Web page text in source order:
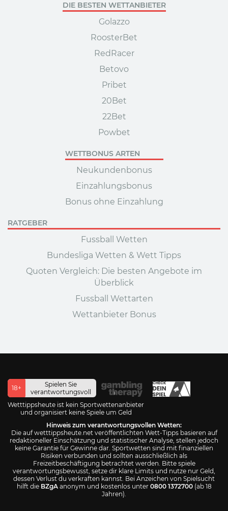
DIE BESTEN WETTANBIETER
Golazzo
RoosterBet
RedRacer
Betovo
Pribet
20Bet
22Bet
Powbet
WETTBONUS ARTEN
Neukundenbonus
Einzahlungsbonus
Bonus ohne Einzahlung
RATGEBER
Fussball Wetten
Bundesliga Wetten & Wett Tipps
Quoten Vergleich: Die besten Angebote im
Überblick
Fussball Wettarten
Wettanbieter Bonus
18+
Spielen Sie
verantwortungsvoll
Wetttippsheute ist kein Sportwettenanbieter
und organisiert keine Spiele um Geld
Hinweis zum verantwortungsvollen Wetten:
Die auf wetttippsheute.net veröffentlichten Wett-Tipps basieren auf
redaktioneller Einschätzung und statistischer Analyse, stellen jedoch
keine Garantie für Gewinne dar. Sportwetten sind mit finanziellen
Risiken verbunden und sollten ausschließlich als
Freizeitbeschäftigung betrachtet werden. Bitte spiele
verantwortungsbewusst, setze dir klare Limits und nutze nur Geld,
dessen Verlust du verkraften kannst. Bei Anzeichen von Spielsucht
hilft die BZgAanonym und kostenlos unter 0800 1372700(ab 18
Jahren).